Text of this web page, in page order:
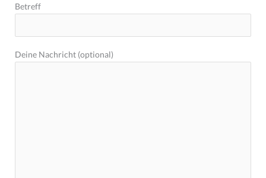
Betreff
Deine Nachricht (optional)